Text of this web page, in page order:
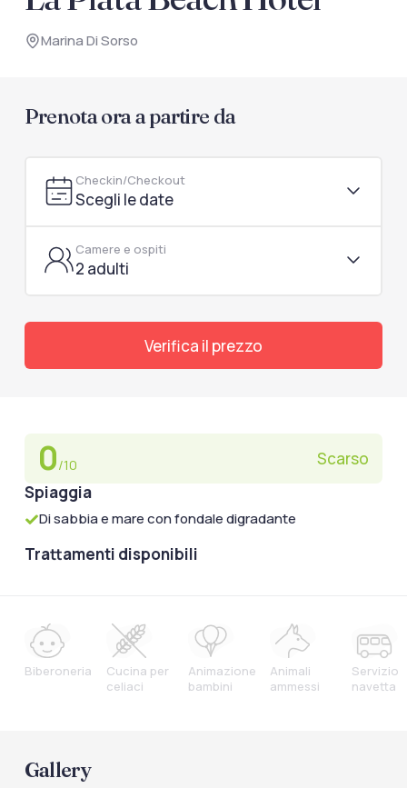
documenti di viaggio.
Marina Di Sorso
Prenota ora a partire da
Checkin/Checkout
Scegli le date
Camere e ospiti
2 adulti
Verifica il prezzo
0/10
Scarso
Spiaggia
Di sabbia e mare con fondale digradante
Trattamenti disponibili
Biberoneria
Cucina per
celiaci
Animazione
bambini
Animali
ammessi
Servizio
navetta
Gallery